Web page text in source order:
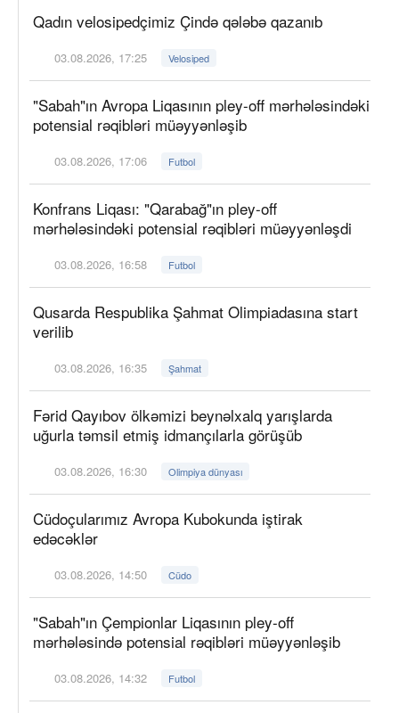
Qadın velosipedçimiz Çində qələbə qazanıb
03.08.2026, 17:25 Velosiped
"Sabah"ın Avropa Liqasının pley-off mərhələsindəki
potensial rəqibləri müəyyənləşib
03.08.2026, 17:06 Futbol
Konfrans Liqası: "Qarabağ"ın pley-off
mərhələsindəki potensial rəqibləri müəyyənləşdi
03.08.2026, 16:58 Futbol
Qusarda Respublika Şahmat Olimpiadasına start
verilib
03.08.2026, 16:35 Şahmat
Fərid Qayıbov ölkəmizi beynəlxalq yarışlarda
uğurla təmsil etmiş idmançılarla görüşüb
03.08.2026, 16:30 Olimpiya dünyası
Cüdoçularımız Avropa Kubokunda iştirak
edəcəklər
03.08.2026, 14:50 Cüdo
"Sabah"ın Çempionlar Liqasının pley-off
mərhələsində potensial rəqibləri müəyyənləşib
03.08.2026, 14:32 Futbol